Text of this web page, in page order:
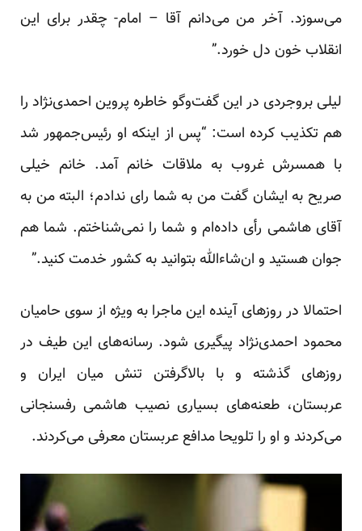
می‌سوزد. آخر من می‌دانم آقا – امام- چقدر برای این
انقلاب خون دل خورد.”
لیلی بروجردی در این گفت‌وگو خاطره پروین احمدی‌نژاد را
هم تکذیب کرده است: “پس از اینکه او رئیس‌جمهور شد
با همسرش غروب به ملاقات خانم آمد. خانم خیلی
صریح به ایشان گفت من به شما رای ندادم؛ البته من به
آقای هاشمی رأی داده‌ام و شما را نمی‌شناختم. شما هم
جوان هستید و ان‌شاءالله بتوانید به کشور خدمت کنید.”
احتمالا در روزهای آینده این ماجرا به ویژه از سوی حامیان
محمود احمدی‌نژاد پیگیری شود. رسانه‌های این طیف در
روزهای گذشته و با بالاگرفتن تنش میان ایران و
عربستان، طعنه‌های بسیاری نصیب هاشمی رفسنجانی
می‌کردند و او را تلویحا مدافع عربستان معرفی می‌کردند.